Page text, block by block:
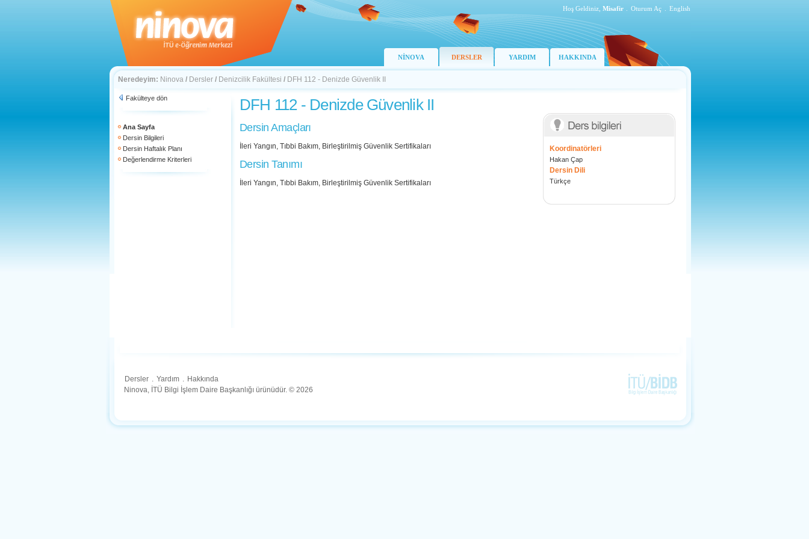
Hoş Geldiniz, Misafir Oturum Aç English
NİNOVA DERSLER YARDIM HAKKINDA
Neredeyim: Ninova / Dersler / Denizcilik Fakültesi / DFH 112 - Denizde Güvenlik II
Fakülteye dön
Ana Sayfa
Dersin Bilgileri
Dersin Haftalık Planı
Değerlendirme Kriterleri
DFH 112 - Denizde Güvenlik II
Dersin Amaçları
İleri Yangın, Tıbbi Bakım, Birleştirilmiş Güvenlik Sertifikaları
Dersin Tanımı
İleri Yangın, Tıbbi Bakım, Birleştirilmiş Güvenlik Sertifikaları
Koordinatörleri
Hakan Çap
Dersin Dili
Türkçe
Dersler . Yardım . Hakkında
Ninova, İTÜ Bilgi İşlem Daire Başkanlığı ürünüdür. © 2026